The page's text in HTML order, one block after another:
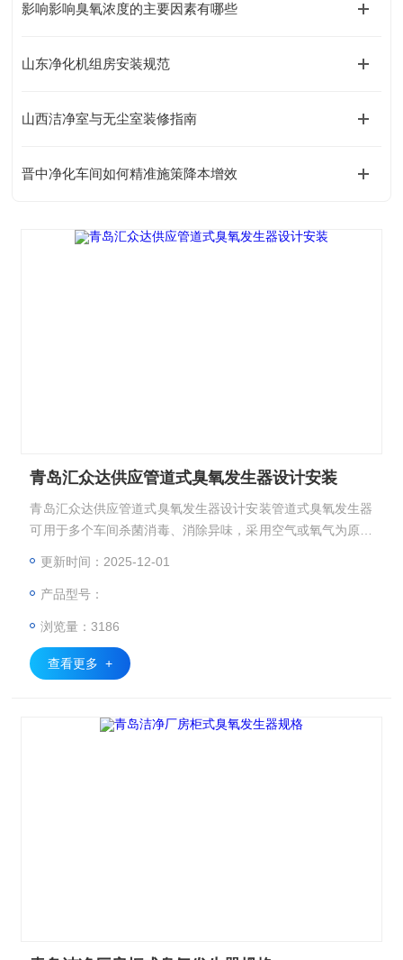
影响影响臭氧浓度的主要因素有哪些
山东净化机组房安装规范
山西洁净室与无尘室装修指南
晋中净化车间如何精准施策降本增效
青岛汇众达供应管道式臭氧发生器设计安装
青岛汇众达供应管道式臭氧发生器设计安装管道式臭氧发生器
可用于多个车间杀菌消毒、消除异味，采用空气或氧气为原料
更新时间：2025-12-01
产品型号：
浏览量：3186
查看更多 +